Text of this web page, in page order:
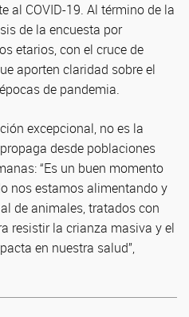
al COVID-19. Al término de la
de la encuesta por
etarios, con el cruce de
aporten claridad sobre el
de pandemia.
excepcional, no es la
desde poblaciones
“Es un buen momento
nos estamos alimentando y
de animales, tratados con
resistir la crianza masiva y el
en nuestra salud”,